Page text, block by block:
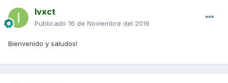
Ivxct
Publicado 16 de Noviembre del 2016
Bienvenido y saludos!